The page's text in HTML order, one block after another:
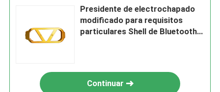
Presidente de electrochapado
modificado para requisitos
particulares Shell de Bluetooth
Continuar